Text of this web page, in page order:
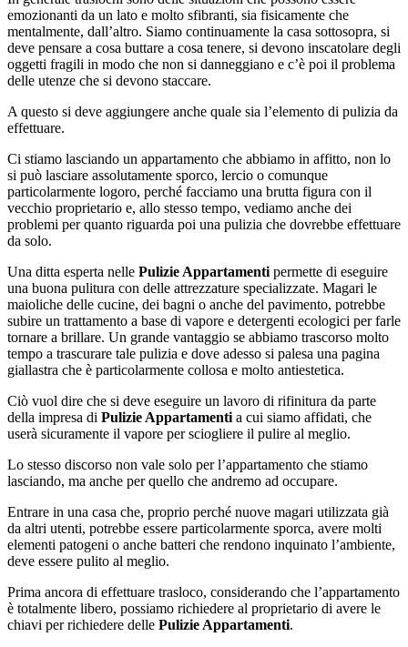
emozionanti da un lato e molto sfibranti, sia fisicamente che
mentalmente, dall’altro. Siamo continuamente la casa sottosopra, si
deve pensare a cosa buttare a cosa tenere, si devono inscatolare degli
oggetti fragili in modo che non si danneggiano e c’è poi il problema
delle utenze che si devono staccare.
A questo si deve aggiungere anche quale sia l’elemento di pulizia da
effettuare.
Ci stiamo lasciando un appartamento che abbiamo in affitto, non lo
si può lasciare assolutamente sporco, lercio o comunque
particolarmente logoro, perché facciamo una brutta figura con il
vecchio proprietario e, allo stesso tempo, vediamo anche dei
problemi per quanto riguarda poi una pulizia che dovrebbe effettuare
da solo.
Una ditta esperta nelle Pulizie Appartamenti permette di eseguire
una buona pulitura con delle attrezzature specializzate. Magari le
maioliche delle cucine, dei bagni o anche del pavimento, potrebbe
subire un trattamento a base di vapore e detergenti ecologici per farle
tornare a brillare. Un grande vantaggio se abbiamo trascorso molto
tempo a trascurare tale pulizia e dove adesso si palesa una pagina
giallastra che è particolarmente collosa e molto antiestetica.
Ciò vuol dire che si deve eseguire un lavoro di rifinitura da parte
della impresa di Pulizie Appartamenti a cui siamo affidati, che
userà sicuramente il vapore per sciogliere il pulire al meglio.
Lo stesso discorso non vale solo per l’appartamento che stiamo
lasciando, ma anche per quello che andremo ad occupare.
Entrare in una casa che, proprio perché nuove magari utilizzata già
da altri utenti, potrebbe essere particolarmente sporca, avere molti
elementi patogeni o anche batteri che rendono inquinato l’ambiente,
deve essere pulito al meglio.
Prima ancora di effettuare trasloco, considerando che l’appartamento
è totalmente libero, possiamo richiedere al proprietario di avere le
chiavi per richiedere delle Pulizie Appartamenti.